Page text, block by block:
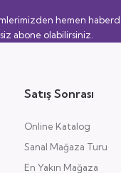
hemen
abone olabilirsiniz.
Satış Sonrası
Online Katalog
Sanal Mağaza Turu
En Yakın Mağaza